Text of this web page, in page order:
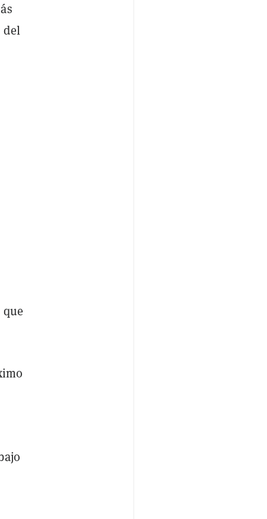
del
que